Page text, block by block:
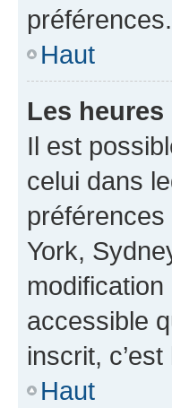
préférences.
Haut
Les
Il est
celui dans
York,
accessible
inscrit,
Haut